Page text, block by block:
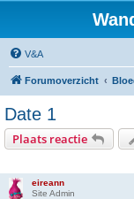
V&A
Forumoverzicht
Date 1
Plaats reactie
eireann
Site Admin